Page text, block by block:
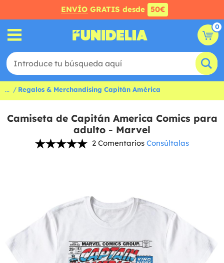
ENVÍO GRATIS desde 50€
0
... Regalos & Merchandising Capitán América
Camiseta de Capitán America Comics para
adulto - Marvel
2 Comentarios Consúltalas